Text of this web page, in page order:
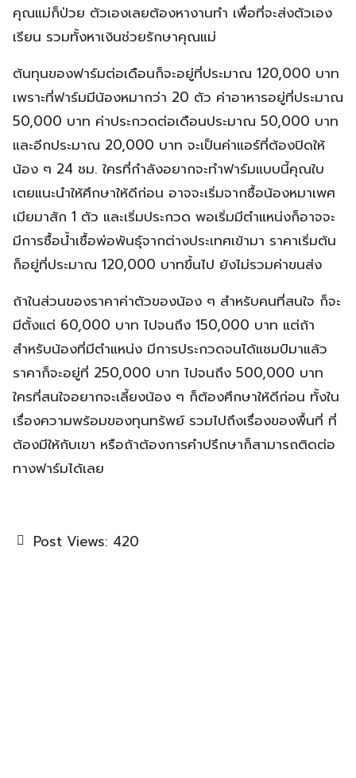
คุณแม่ก็ป่วย ตัวเองเลยต้องหางานทำ เพื่อที่จะส่งตัวเอง
เรียน รวมทั้งหาเงินช่วยรักษาคุณแม่
ต้นทุนของฟาร์มต่อเดือนก็จะอยู่ที่ประมาณ 120,000 บาท
เพราะที่ฟาร์มมีน้องหมากว่า 20 ตัว ค่าอาหารอยู่ที่ประมาณ
50,000 บาท ค่าประกวดต่อเดือนประมาณ 50,000 บาท
และอีกประมาณ 20,000 บาท จะเป็นค่าแอร์ที่ต้องปิดให้
น้อง ๆ 24 ชม. ใครที่กำลังอยากจะทำฟาร์มแบบนี้คุณใบ
เตยแนะนำให้ศึกษาให้ดีก่อน อาจจะเริ่มจากซื้อน้องหมาเพศ
เมียมาสัก 1 ตัว และเริ่มประกวด พอเริ่มมีตำแหน่งก็อาจจะ
มีการซื้อน้ำเชื้อพ่อพันธุ์จากต่างประเทศเข้ามา ราคาเริ่มต้น
ก็อยู่ที่ประมาณ 120,000 บาทขึ้นไป ยังไม่รวมค่าขนส่ง
ถ้าในส่วนของราคาค่าตัวของน้อง ๆ สำหรับคนที่สนใจ ก็จะ
มีตั้งแต่ 60,000 บาท ไปจนถึง 150,000 บาท แต่ถ้า
สำหรับน้องที่มีตำแหน่ง มีการประกวดจนได้แชมป์มาแล้ว
ราคาก็จะอยู่ที่ 250,000 บาท ไปจนถึง 500,000 บาท
ใครที่สนใจอยากจะเลี้ยงน้อง ๆ ก็ต้องศึกษาให้ดีก่อน ทั้งใน
เรื่องความพร้อมของทุนทรัพย์ รวมไปถึงเรื่องของพื้นที่ ที่
ต้องมีให้กับเขา หรือถ้าต้องการคำปรึกษาก็สามารถติดต่อ
ทางฟาร์มได้เลย
Post Views: 420